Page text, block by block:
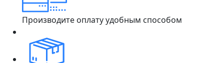
Производите оплату удобным способом